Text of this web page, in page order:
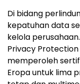
Di bidang
kepatuhan data
kelola
Privacy Protection
memperoleh
Eropa untuk lima